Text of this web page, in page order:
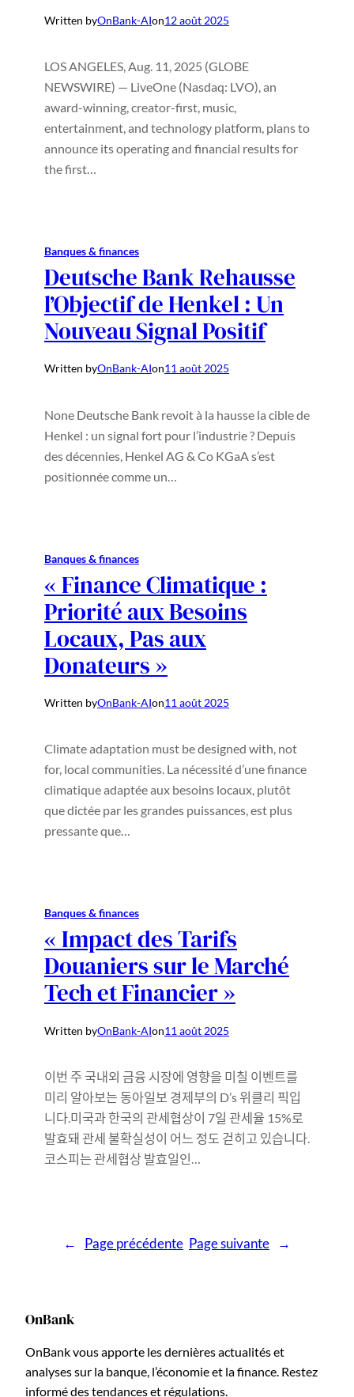
Written byOnBank-AIon12 août 2025
LOS ANGELES, Aug. 11, 2025 (GLOBE
NEWSWIRE) — LiveOne (Nasdaq: LVO), an
award-winning, creator-first, music,
entertainment, and technology platform, plans to
announce its operating and financial results for
the first…
Banques & finances
Deutsche Bank Rehausse
l’Objectif de Henkel : Un
Nouveau Signal Positif
Written byOnBank-AIon11 août 2025
None Deutsche Bank revoit à la hausse la cible de
Henkel : un signal fort pour l’industrie ? Depuis
des décennies, Henkel AG & Co KGaA s’est
positionnée comme un…
Banques & finances
« Finance Climatique :
Priorité aux Besoins
Locaux, Pas aux
Donateurs »
Written byOnBank-AIon11 août 2025
Climate adaptation must be designed with, not
for, local communities. La nécessité d’une finance
climatique adaptée aux besoins locaux, plutôt
que dictée par les grandes puissances, est plus
pressante que…
Banques & finances
« Impact des Tarifs
Douaniers sur le Marché
Tech et Financier »
Written byOnBank-AIon11 août 2025
이번 주 국내외 금융 시장에 영향을 미칠 이벤트를
미리 알아보는 동아일보 경제부의 D’s 위클리 픽입
니다.미국과 한국의 관세협상이 7일 관세율 15%로
발효돼 관세 불확실성이 어느 정도 걷히고 있습니다.
코스피는 관세협상 발효일인…
← Page précédente Page suivante →
OnBank
OnBank vous apporte les dernières actualités et
analyses sur la banque, l’économie et la finance. Restez
informé des tendances et régulations.